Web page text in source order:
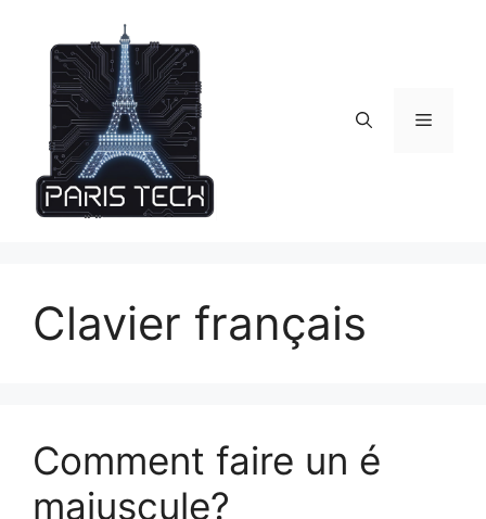
content
Menu
Clavier français
Comment faire un é
majuscule?